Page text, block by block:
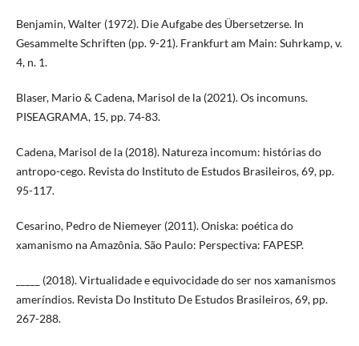
Benjamin, Walter (1972). Die Aufgabe des Übersetzerse. In
Gesammelte Schriften (pp. 9-21). Frankfurt am Main: Suhrkamp, v.
4, n. 1.
Blaser, Mario & Cadena, Marisol de la (2021). Os incomuns.
PISEAGRAMA, 15, pp. 74-83.
Cadena, Marisol de la (2018). Natureza incomum: histórias do
antropo-cego. Revista do Instituto de Estudos Brasileiros, 69, pp.
95-117.
Cesarino, Pedro de Niemeyer (2011). Oniska: poética do
xamanismo na Amazônia. São Paulo: Perspectiva: FAPESP.
_____ (2018). Virtualidade e equivocidade do ser nos xamanismos
ameríndios. Revista Do Instituto De Estudos Brasileiros, 69, pp.
267-288.